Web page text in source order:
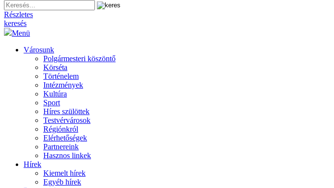
Részletes
keresés
Menü
Városunk
Polgármesteri köszöntő
Körséta
Történelem
Intézmények
Kultúra
Sport
Híres szülöttek
Testvérvárosok
Régiónkról
Elérhetőségek
Partnereink
Hasznos linkek
Hírek
Kiemelt hírek
Egyéb hírek